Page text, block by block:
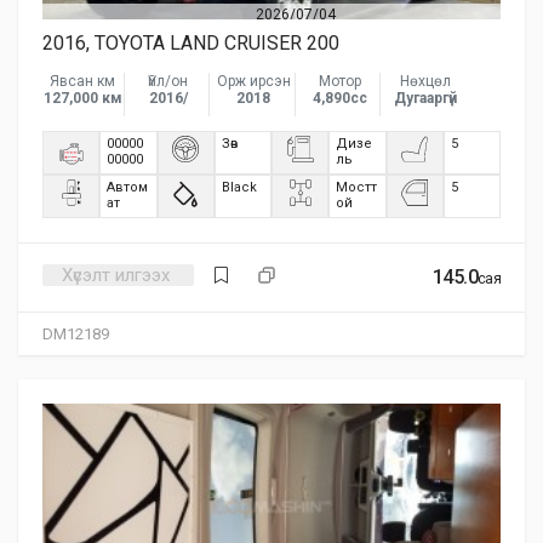
2026/07/04
DM12189
2016, TOYOTA LAND CRUISER 200
Явсан км
127,000 км
Үйл/он
2016/
Орж ирсэн
2018
Мотор
4,890сс
Нөхцөл
Дугааргүй
00000
00000
Зөв
Дизе
ль
5
Автом
ат
Black
Мостт
ой
5
145.0сая
Хүсэлт илгээх